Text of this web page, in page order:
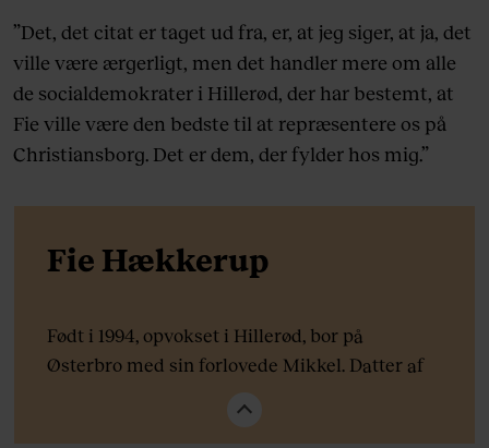
”Det, det citat er taget ud fra, er, at jeg siger, at ja, det
ville være ærgerligt, men det handler mere om alle
de socialdemokrater i Hillerød, der har bestemt, at
Fie ville være den bedste til at repræsentere os på
Christiansborg. Det er dem, der fylder hos mig.”
Fie Hækkerup
Født i 1994, opvokset i Hillerød, bor på
Østerbro med sin forlovede Mikkel. Datter af